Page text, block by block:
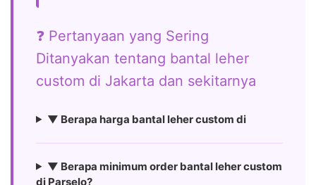
❓ Pertanyaan yang Sering
Ditanyakan tentang bantal leher
custom di Jakarta dan sekitarnya
▼ Berapa harga bantal leher custom di
▼ Berapa minimum order bantal leher custom
di Parselo?